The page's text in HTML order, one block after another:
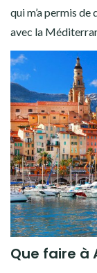
qui m’a permis
avec la
Que faire à